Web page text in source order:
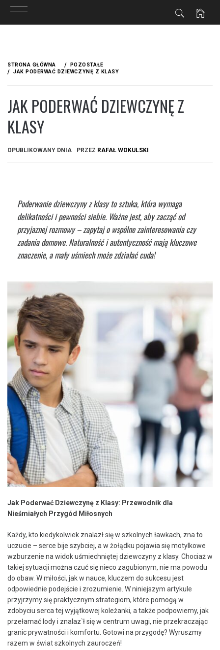
treściSTRONA GŁÓWNA
POZOSTAŁE
JAK PODERWAĆ DZIEWCZYNĘ Z KLASY
JAK PODERWAĆ DZIEWCZYNĘ Z
KLASY
OPUBLIKOWANY DNIA PRZEZ RAFAŁ WOKULSKI
Poderwanie dziewczyny z klasy to sztuka, która wymaga
delikatności i pewności siebie. Ważne jest, aby zacząć od
przyjaznej rozmowy – zapytaj o wspólne zainteresowania czy
zadania domowe. Naturalność i autentyczność mają kluczowe
znaczenie, a mały uśmiech może zdziałać cuda!
Jak Poderwać Dziewczynę z Klasy: Przewodnik ⁢dla
Nieśmiałych Przygód ⁢Miłosnych
Każdy, kto kiedykolwiek znalazł się w szkolnych ławkach, zna to
uczucie‌ – serce bije szybciej, a w żołądku pojawia​ się motylkowe
wzburzenie na widok ⁤uśmiechniętej dziewczyny z ⁣klasy. Chociaż⁣ w
takiej sytuacji ⁤można czuć się⁤ nieco zagubionym, nie ma powodu
do​ obaw. W miłości, jak w nauce, kluczem do sukcesu ​jest
odpowiednie podejście i ⁣zrozumienie. W niniejszym artykule
przyjrzymy się praktycznym strategiom,‌ które pomogą ⁣w
zdobyciu serca tej wyjątkowej koleżanki, a także podpowiemy, jak
przełamać lody ‌i znalaz`ł się w centrum uwagi, nie przekraczając
‌granic ‍prywatności i komfortu. Gotowi na przygodę? Wyruszmy‍
razem w świat‌ szkolnych zauroczeń!